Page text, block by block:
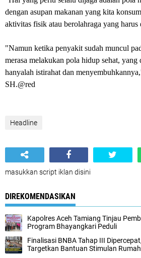
dengan asupan makanan yang kita
aktivitas fisik atau berolahraga yang
"Namun ketika penyakit sudah muncul
merasa melakukan pola hidup sehat, yang
hanyalah istirahat dan
SH.@red
Headline
masukkan script iklan disini
DIREKOMENDASIKAN
Kapolres Aceh Tamiang Tinjau
Program Bhayangkari Peduli
Finalisasi BNBA Tahap III
Targetkan Bantuan Stimulan